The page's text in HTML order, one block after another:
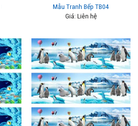
Mẫu Tranh Bếp TB04
Giá: Liên hệ